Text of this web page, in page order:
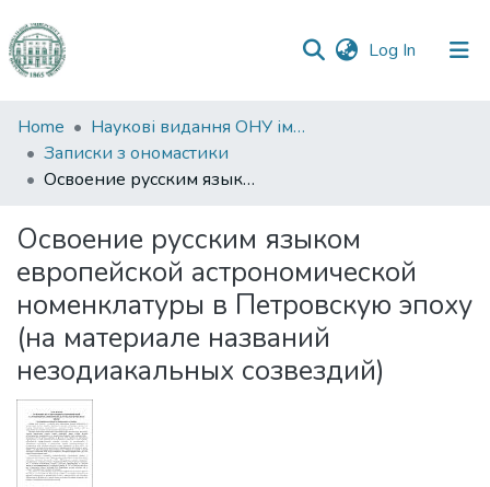
Log In (current)
Communities
&
Collections
Statistics
Home
Наукові видання ОНУ імені І. І. Мечникова
Записки з ономастики
Освоение русским языком европейской астрономической номенклатуры в Петровскую эпоху (на материале названий незодиакальных созвездий)
Освоение русским языком
европейской астрономической
номенклатуры в Петровскую эпоху
(на материале названий
незодиакальных созвездий)